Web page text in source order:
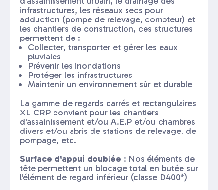
infrastructures, les réseaux secs pour
adduction (pompe de relevage, compteur) et
les chantiers de construction, ces structures
permettent de :
Collecter, transporter et gérer les eaux
pluviales
Prévenir les inondations
Protéger les infrastructures
Maintenir un environnement sûr et durable
La gamme de regards carrés et rectangulaires
XL CRP convient pour les chantiers
d'assainissement et/ou A.E.P et/ou chambres
divers et/ou abris de stations de relevage, de
pompage, etc.
Surface d'appui doublée : Nos éléments de
tête permettent un blocage total en butée sur
l'élément de regard inférieur (classe D400*)